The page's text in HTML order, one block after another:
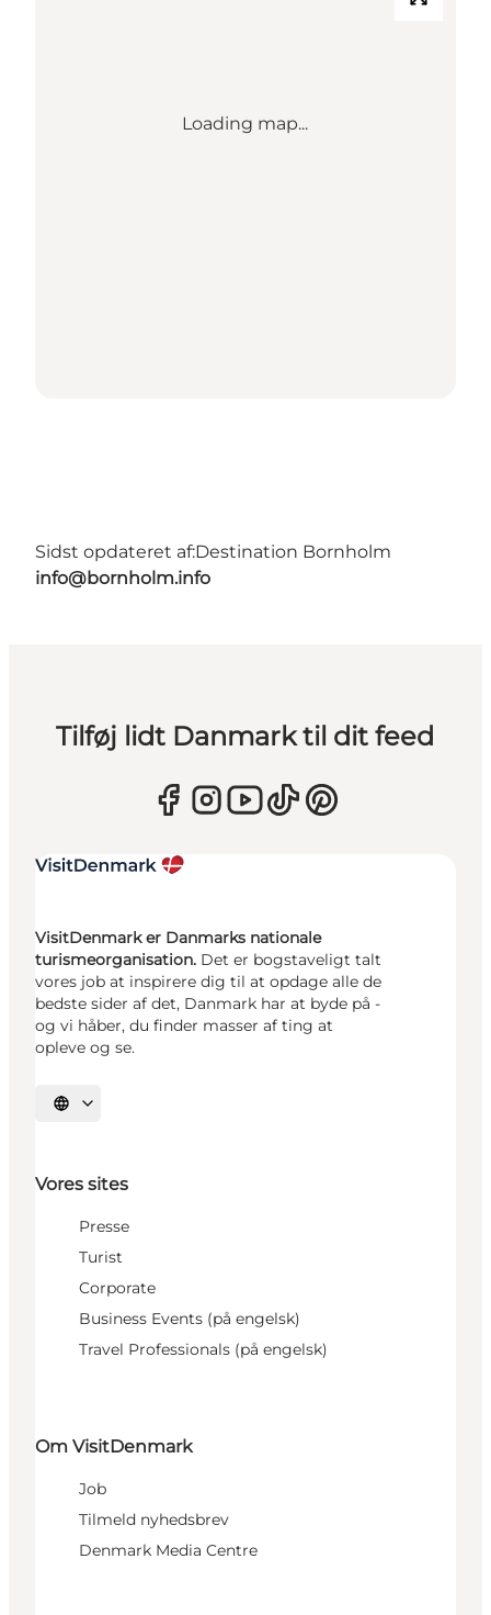
Loading map...
Sidst opdateret af:Destination Bornholm
info@bornholm.info
Tilføj lidt Danmark til dit feed
VisitDenmark er Danmarks nationale
turismeorganisation. Det er bogstaveligt talt
vores job at inspirere dig til at opdage alle de
bedste sider af det, Danmark har at byde på -
og vi håber, du finder masser af ting at
opleve og se.
Vælg sprog
Vores sites
Presse
Turist
Corporate
Business Events (på engelsk)
Travel Professionals (på engelsk)
Om VisitDenmark
Job
Tilmeld nyhedsbrev
Denmark Media Centre